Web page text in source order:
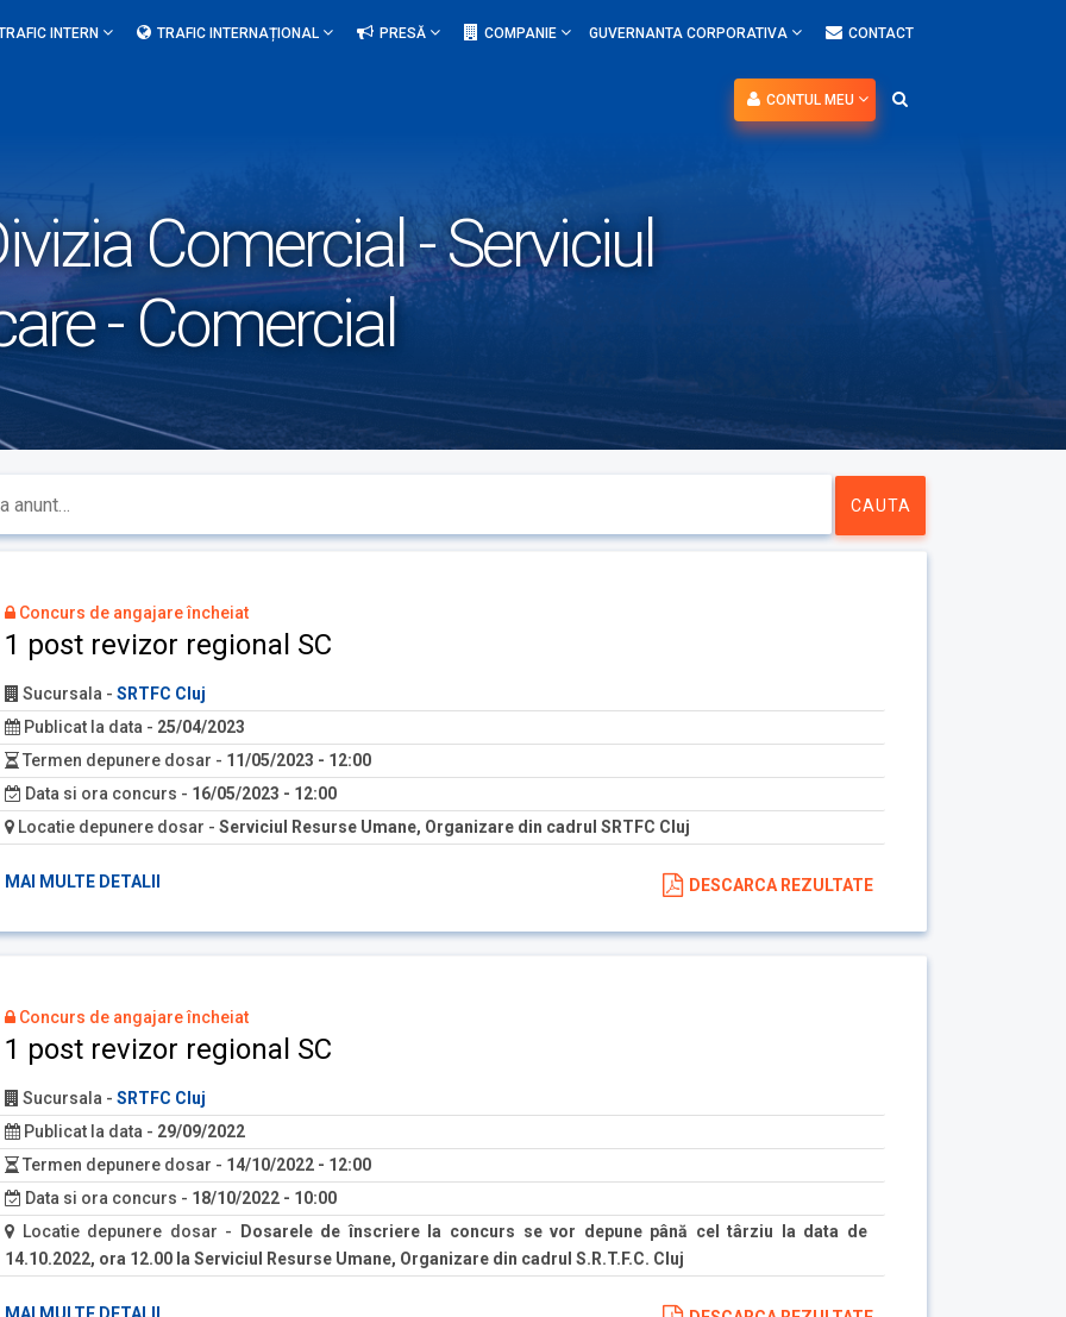
INTERN TRAFIC INTERNAȚIONAL PRESĂ COMPANIE GUVERNANTA CORPORATIVA CONTACT
CONTUL MEU
Comercial - Serviciul
- Comercial
Concurs de angajare încheiat
1 post revizor regional SC
Sucursala - SRTFC Cluj
Publicat la data - 25/04/2023
Termen depunere dosar - 11/05/2023 - 12:00
Data si ora concurs - 16/05/2023 - 12:00
Locatie depunere dosar - Serviciul Resurse Umane, Organizare din cadrul SRTFC Cluj
MAI MULTE DETALII DESCARCA REZULTATE
Concurs de angajare încheiat
1 post revizor regional SC
Sucursala - SRTFC Cluj
Publicat la data - 29/09/2022
Termen depunere dosar - 14/10/2022 - 12:00
Data si ora concurs - 18/10/2022 - 10:00
Locatie depunere dosar -
Dosarele de înscriere la concurs se vor depune până cel târziu la data de
14.10.2022, ora 12.00 la Serviciul Resurse Umane, Organizare din cadrul S.R.T.F.C. Cluj